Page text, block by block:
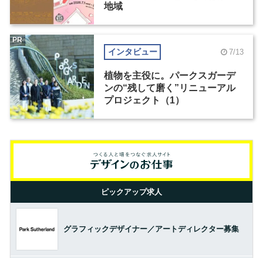
地域
インタビュー 7/13
植物を主役に。パークスガーデ
ンの“残して磨く”リニューアル
プロジェクト（1）
PR
ピックアップ求人
グラフィックデザイナー／アートディレクター募集